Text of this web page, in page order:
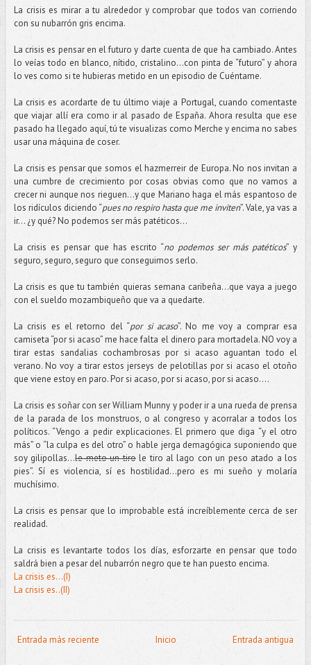
La crisis es mirar a tu alrededor y comprobar que todos van corriendo
con su nubarrón gris encima.
La crisis es pensar en el futuro y darte cuenta de que ha cambiado. Antes
lo veías todo en blanco, nítido, cristalino...con pinta de “futuro” y ahora
lo ves como si te hubieras metido en un episodio de Cuéntame.
La crisis es acordarte de tu último viaje a Portugal, cuando comentaste
que viajar allí era como ir al pasado de España. Ahora resulta que ese
pasado ha llegado aquí, tú te visualizas como Merche y encima no sabes
usar una máquina de coser.
La crisis es pensar que somos el hazmerreir de Europa. No nos invitan a
una cumbre de crecimiento por cosas obvias como que no vamos a
crecer ni aunque nos rieguen…y que Mariano haga el más espantoso de
los ridículos diciendo “pues no respiro hasta que me inviten”. Vale, ya vas a
ir… ¿y qué? No podemos ser más patéticos…
La crisis es pensar que has escrito “no podemos ser más patéticos” y
seguro, seguro, seguro que conseguimos serlo.
La crisis es que tu también quieras semana caribeña…que vaya a juego
con el sueldo mozambiqueño que va a quedarte.
La crisis es el retorno del “por si acaso”. No me voy a comprar esa
camiseta “por si acaso” me hace falta el dinero para mortadela. NO voy a
tirar estas sandalias cochambrosas por si acaso aguantan todo el
verano. No voy a tirar estos jerseys de pelotillas por si acaso el otoño
que viene estoy en paro. Por si acaso, por si acaso, por si acaso….
La crisis es soñar con ser William Munny y poder ir a una rueda de prensa
de la parada de los monstruos, o al congreso y acorralar a todos los
políticos. “Vengo a pedir explicaciones. El primero que diga “y el otro
más” o “la culpa es del otro” o hable jerga demagógica suponiendo que
soy gilipollas…le meto un tirole tiro al lago con un peso atado a los
pies”. Sí es violencia, sí es hostilidad…pero es mi sueño y molaría
muchísimo.
La crisis es pensar que lo improbable está increíblemente cerca de ser
realidad.
La crisis es levantarte todos los días, esforzarte en pensar que todo
saldrá bien a pesar del nubarrón negro que te han puesto encima.
La crisis es...(I)
La crisis es..(II)
Entrada más reciente Entrada antigua
Inicio